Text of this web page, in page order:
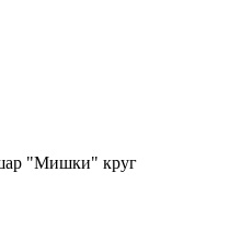
"Мишки" круг